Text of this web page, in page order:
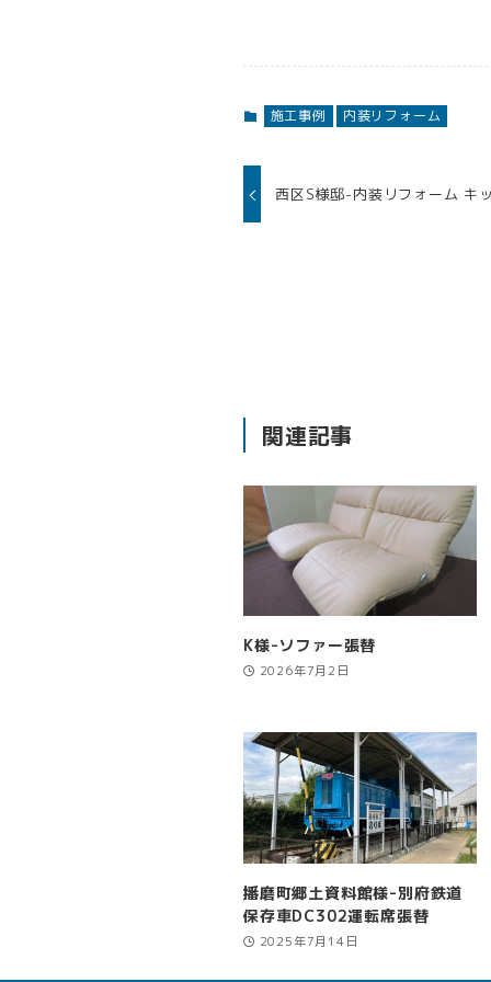
施工事例 内装リフォーム
西区S様邸-内装リフォーム キ
関連記事
K様-ソファー張替
2026年7月2日
播磨町郷土資料館様-別府鉄道
保存車DC302運転席張替
2025年7月14日